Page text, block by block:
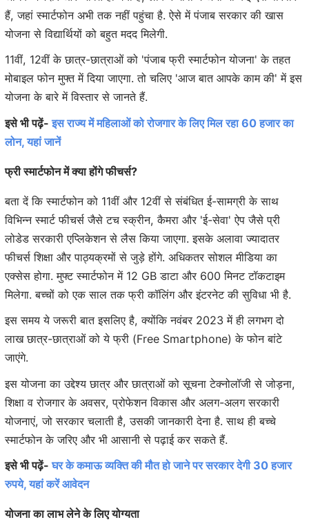
हैं, जहां स्मार्टफोन अभी तक नहीं पहुंचा है. ऐसे में पंजाब सरकार की खास
योजना से विद्यार्थियों को बहुत मदद मिलेगी.
11वीं, 12वीं के छात्र-छात्राओं को 'पंजाब फ्री स्मार्टफोन योजना' के तहत
मोबाइल फोन मुफ्त में दिया जाएगा. तो चलिए 'आज बात आपके काम की' में इस
योजना के बारे में विस्तार से जानते हैं.
इसे भी पढ़ें- इस राज्य में महिलाओं को रोजगार के लिए मिल रहा 60 हजार का
लोन, यहां जानें
फ्री स्मार्टफोन में क्या होंगे फीचर्स?
बता दें कि स्मार्टफोन को 11वीं और 12वीं से संबंधित ई-सामग्री के साथ
विभिन्न स्मार्ट फीचर्स जैसे टच स्क्रीन, कैमरा और 'ई-सेवा' ऐप जैसे प्री
लोडेड सरकारी एप्लिकेशन से लैस किया जाएगा. इसके अलावा ज्यादातर
फीचर्स शिक्षा और पाठ्यक्रमों से जुड़े होंगे. अधिकतर सोशल मीडिया का
एक्सेस होगा. मुफ्ट स्मार्टफोन में 12 GB डाटा और 600 मिनट टॉकटाइम
मिलेगा. बच्चों को एक साल तक फ्री कॉलिंग और इंटरनेट की सुविधा भी है.
इस समय ये जरूरी बात इसलिए है, क्योंकि नवंबर 2023 में ही लगभग दो
लाख छात्र-छात्राओं को ये फ्री (Free Smartphone) के फोन बांटे
जाएंगे.
इस योजना का उद्देश्य छात्र और छात्राओं को सूचना टेक्नोलॉजी से जोड़ना,
शिक्षा व रोजगार के अवसर, प्रोफेशन विकास और अलग-अलग सरकारी
योजनाएं, जो सरकार चलाती है, उसकी जानकारी देना है. साथ ही बच्चे
स्मार्टफोन के जरिए और भी आसानी से पढ़ाई कर सकते हैं.
इसे भी पढ़ें- घर के कमाऊ व्यक्ति की मौत हो जाने पर सरकार देगी 30 हजार
रुपये, यहां करें आवेदन
योजना का लाभ लेने के लिए योग्यता